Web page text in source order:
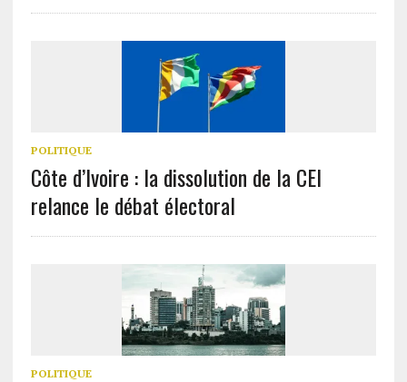
POLITIQUE
Côte d’Ivoire : la dissolution de la CEI
relance le débat électoral
POLITIQUE